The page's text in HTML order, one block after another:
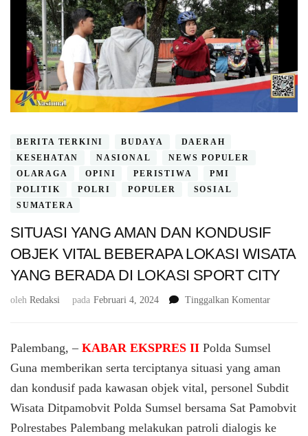
BERITA TERKINI BUDAYA
DAERAH
KESEHATAN
NASIONAL
NEWS POPULER
OLARAGA
OPINI PERISTIWA
PMI
POLITIK
POLRI POPULER
SOSIAL
SUMATERA
SITUASI YANG AMAN DAN KONDUSIF
OBJEK VITAL BEBERAPA LOKASI WISATA
YANG BERADA DI LOKASI SPORT CITY
oleh Redaksi pada Februari 4, 2024 Tinggalkan Komentarpada
AMAN
OBJEK
LOKASI
Palembang, – KABAR EKSPRES II Polda Sumsel
Guna memberikan serta terciptanya situasi yang aman
dan kondusif pada kawasan objek vital, personel Subdit
Wisata Ditpamobvit Polda Sumsel bersama Sat Pamobvit
Polrestabes Palembang melakukan patroli dialogis ke